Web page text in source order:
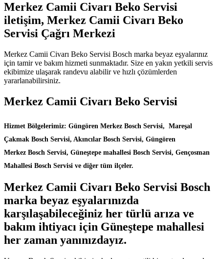
Merkez Camii Civarı Beko Servisi
iletişim, Merkez Camii Civarı Beko
Servisi Çağrı Merkezi
Merkez Camii Civarı Beko Servisi Bosch marka beyaz eşyalarınız
için tamir ve bakım hizmeti sunmaktadır. Size en yakın yetkili servis
ekibimize ulaşarak randevu alabilir ve hızlı çözümlerden
yararlanabilirsiniz.
Merkez Camii Civarı Beko Servisi
Hizmet Bölgelerimiz: Güngören Merkez Bosch Servisi, Mareşal
Çakmak Bosch Servisi, Akıncılar Bosch Servisi, Güngören
Merkez Bosch Servisi, Güneştepe mahallesi Bosch Servisi, Gençosman
Mahallesi Bosch Servisi ve diğer tüm ilçeler.
Merkez Camii Civarı Beko Servisi Bosch
marka beyaz eşyalarınızda
karşılaşabileceğiniz her türlü arıza ve
bakım ihtiyacı için Güneştepe mahallesi
her zaman yanınızdayız.